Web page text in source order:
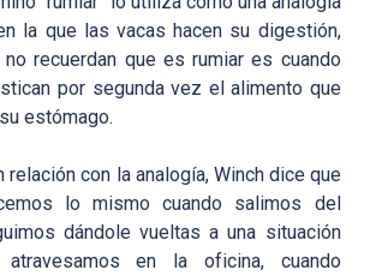
la que las vacas hacen su digestión,
recuerdan que es rumiar es cuando
por segunda vez el alimento que
estómago.
relación con la analogía, Winch dice que
lo mismo cuando salimos del
dándole vueltas a una situación
en la oficina, cuando